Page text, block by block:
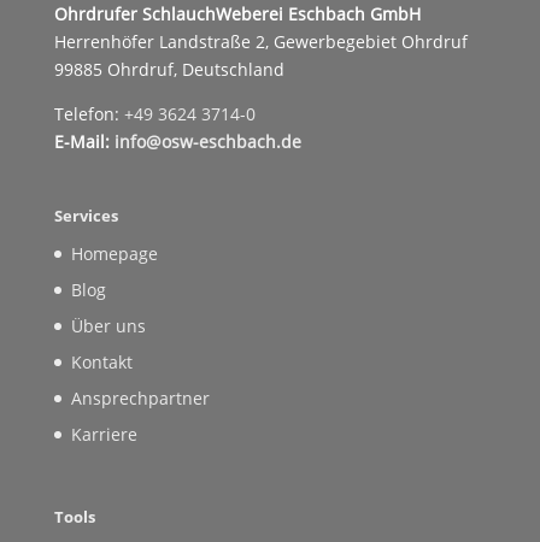
Ohrdrufer SchlauchWeberei Eschbach GmbH
Herrenhöfer Landstraße 2, Gewerbegebiet Ohrdruf
99885 Ohrdruf, Deutschland
Telefon: +49 3624 3714-0
E-Mail: info@osw-eschbach.de
Services
Homepage
Blog
Über uns
Kontakt
Ansprechpartner
Karriere
Tools